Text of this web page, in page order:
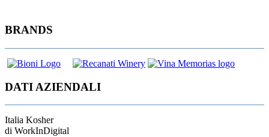
BRANDS
DATI AZIENDALI
Italia Kosher
di WorkInDigital